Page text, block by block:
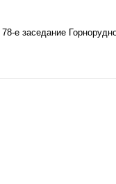
78-е заседание